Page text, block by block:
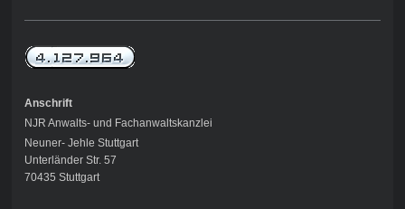
Anschrift
NJR Anwalts- und Fachanwaltskanzlei
Neuner- Jehle Stuttgart
Unterländer Str. 57
70435 Stuttgart